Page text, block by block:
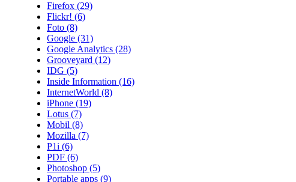
Firefox (29)
Flickr! (6)
Foto (8)
Google (31)
Google Analytics (28)
Grooveyard (12)
IDG (5)
Inside Information (16)
InternetWorld (8)
iPhone (19)
Lotus (7)
Mobil (8)
Mozilla (7)
P1i (6)
PDF (6)
Photoshop (5)
Portable apps (9)